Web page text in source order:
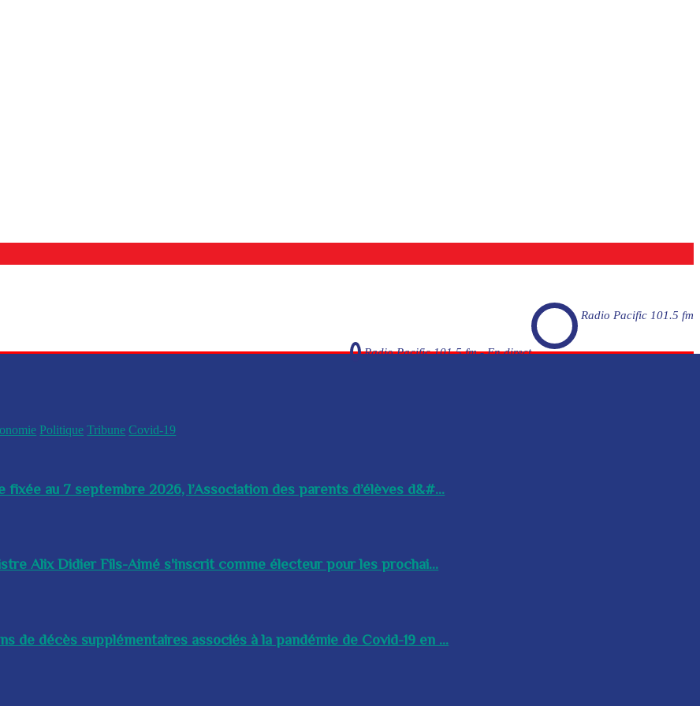
Radio Pacific 101.5 fm
Radio Pacific 101.5 fm - En direct
Politique Tribune Covid-19
fixée au 7 septembre 2026, l’Association des parents d’élèves d&#...
Alix Didier Fils-Aimé s'inscrit comme électeur pour les prochai...
de décès supplémentaires associés à la pandémie de Covid-19 en ...